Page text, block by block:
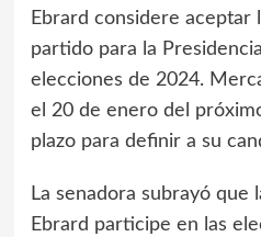
Ebrard considere aceptar
partido para la
elecciones de 2024.
el 20 de enero del
plazo para definir a su
La senadora subrayó que
Ebrard participe en las